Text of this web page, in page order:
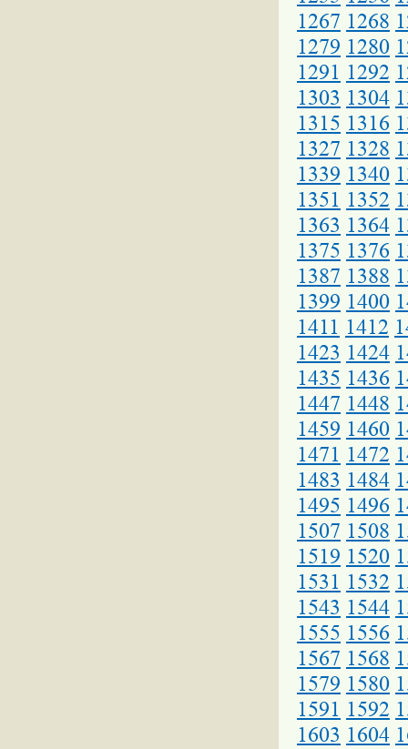
1267 1268
1279 1280
1291 1292
1303 1304
1315 1316
1327 1328
1339 1340
1351 1352
1363 1364
1375 1376
1387 1388
1399 1400
1411 1412
1423 1424
1435 1436
1447 1448
1459 1460
1471 1472
1483 1484
1495 1496
1507 1508
1519 1520
1531 1532
1543 1544
1555 1556
1567 1568
1579 1580
1591 1592
1603 1604